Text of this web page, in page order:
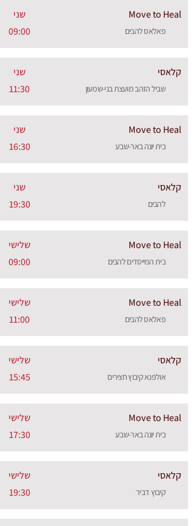
שני
09:00
Move to Heal
פאלאס להבים
שני
11:30
קלאסי
שביל הזהב מועצת בני-שמעון
שני
16:30
Move to Heal
בית יונה באר-שבע
שני
19:30
קלאסי
להבים
שלישי
09:00
Move to Heal
בית המייסדים להבים
שלישי
11:00
Move to Heal
פאלאס להבים
שלישי
15:45
קלאסי
אולפנא קיבוץ חצירים
שלישי
17:30
Move to Heal
בית יונה באר-שבע
שלישי
19:30
קלאסי
קיבוץ דביר